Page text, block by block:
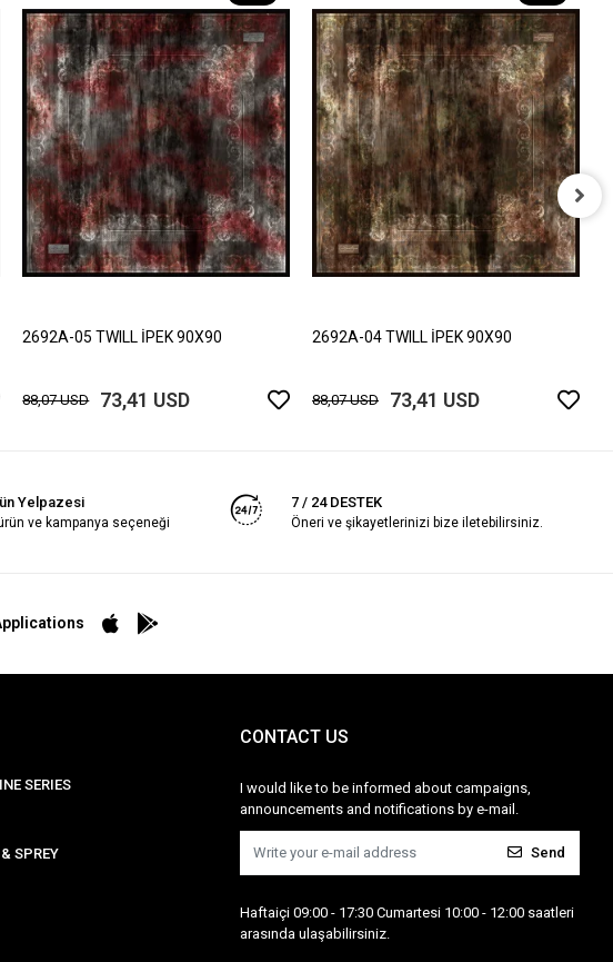
2692A-05 TWILL İPEK 90X90
88,07 USD 73,41 USD
2692A-04 TWILL İPEK 90X90
88,07 USD 73,41 USD
Yelpazesi
ve kampanya seçeneği
7 / 24 DESTEK
Öneri ve şikayetlerinizi bize iletebilirsiniz.
SERIES
SPREY
CONTACT US
I would like to be informed about campaigns,
announcements and notifications by e-mail.
Send
Haftaiçi 09:00 - 17:30 Cumartesi 10:00 - 12:00 saatleri
arasında ulaşabilirsiniz.